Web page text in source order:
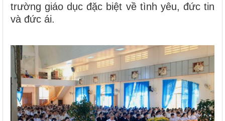
trường giáo dục đặc biệt về tình yêu, đức tin
và đức ái.